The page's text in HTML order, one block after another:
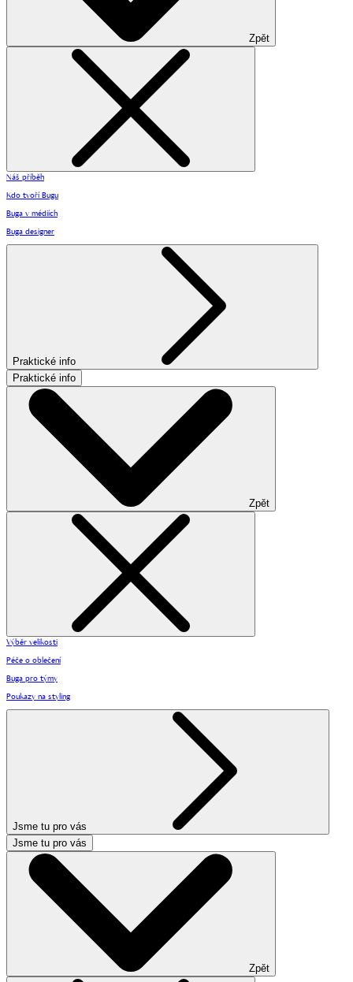
Zpět
Náš příběh
Kdo tvoří Bugu
Buga v médiích
Buga designer
Praktické info
Praktické info
Zpět
Výběr velikosti
Péče o oblečení
Buga pro týmy
Poukazy na styling
Jsme tu pro vás
Jsme tu pro vás
Zpět